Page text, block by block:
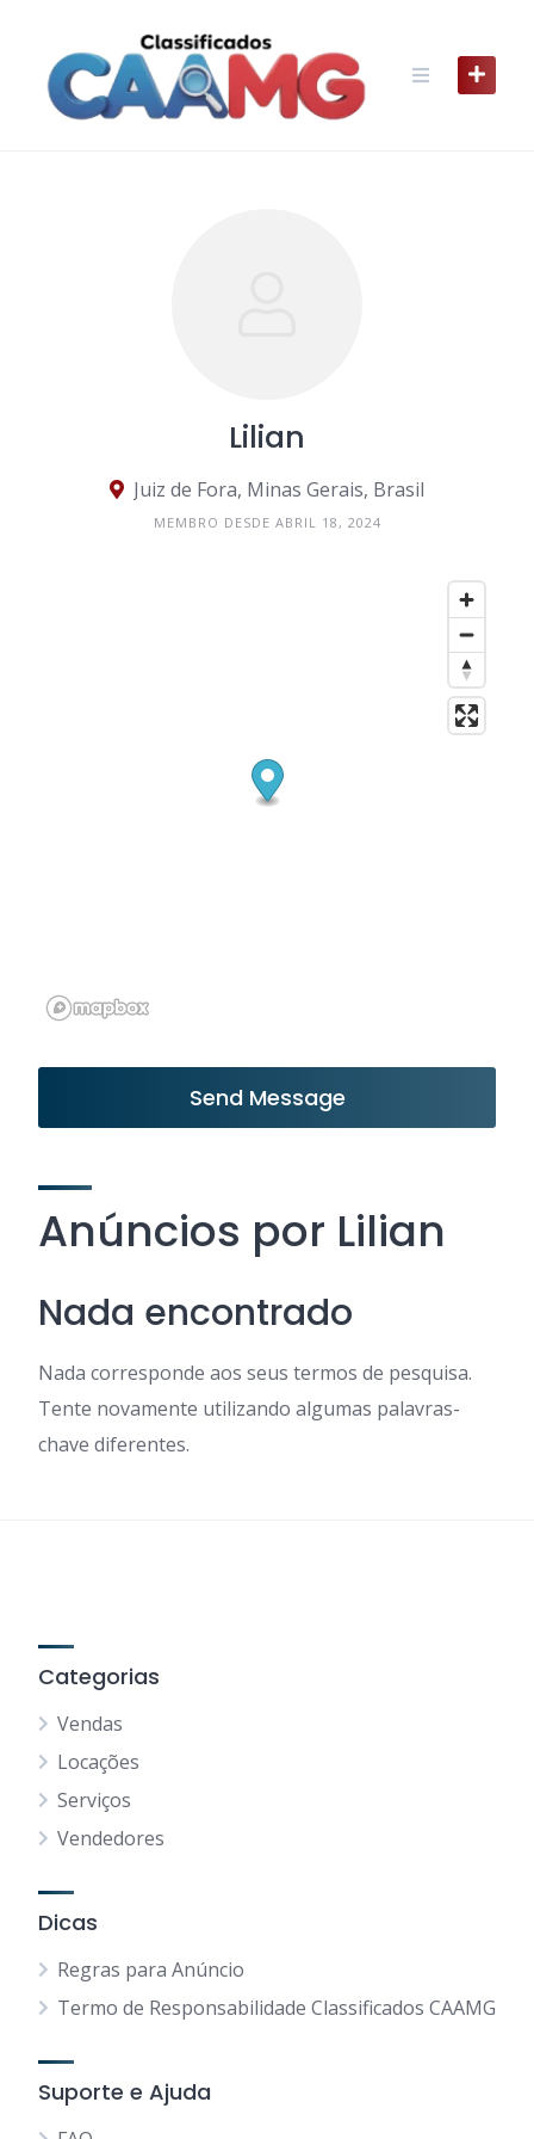
content
Lilian
Juiz de Fora, Minas Gerais, Brasil
MEMBRO DESDE ABRIL 18, 2024
Send Message
Anúncios por Lilian
Nada encontrado
Nada corresponde aos seus termos de pesquisa.
Tente novamente utilizando algumas palavras-
chave diferentes.
Categorias
Vendas
Locações
Serviços
Vendedores
Dicas
Regras para Anúncio
Termo de Responsabilidade Classificados CAAMG
Suporte e Ajuda